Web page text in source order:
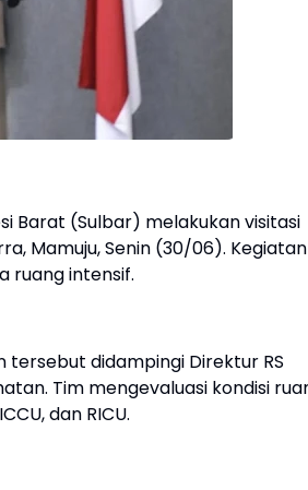
Barat (Sulbar) melakukan visitasi
Mamuju, Senin (30/06). Kegiatan
ruang intensif.
tersebut didampingi Direktur RS
Tim mengevaluasi kondisi
dan RICU.